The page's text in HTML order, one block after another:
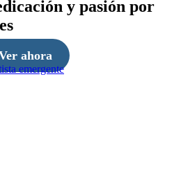
y pasión por
ahora
emergente